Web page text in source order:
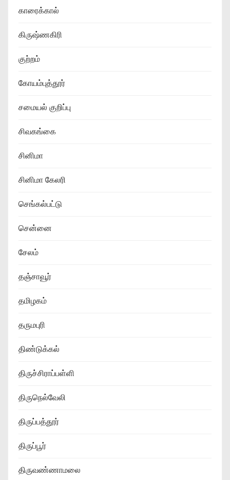
காரைக்கால்
கிருஷ்ணகிரி
குற்றம்
கோயம்புத்தூர்
சமையல் குறிப்பு
சிவகங்கை
சினிமா
சினிமா கேலரி
செங்கல்பட்டு
சென்னை
சேலம்
தஞ்சாவூர்
தமிழகம்
தருமபுரி
திண்டுக்கல்
திருச்சிராப்பள்ளி
திருநெல்வேலி
திருப்பத்தூர்
திருப்பூர்
திருவண்ணாமலை